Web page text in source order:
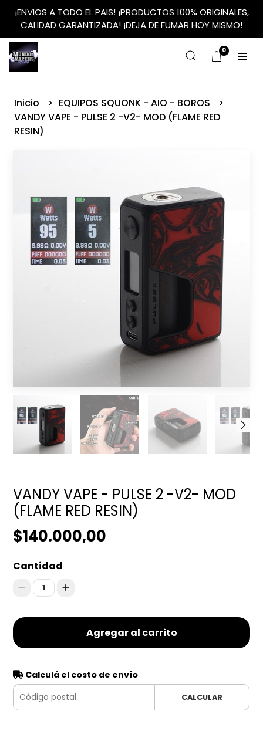
¡ENVIOS A TODO EL PAIS! ¡PRODUCTOS 100% ORIGINALES,
CALIDAD GARANTIZADA! ¡DEJA DE FUMAR HOY MISMO!
0
Inicio
EQUIPOS SQUONK - AIO - BOROS
VANDY VAPE - PULSE 2 -V2- MOD (FLAME RED
RESIN)
VANDY VAPE - PULSE 2 -V2- MOD
(FLAME RED RESIN)
$140.000,00
Cantidad
1
Agregar al carrito
Calculá el costo de envío
CALCULAR